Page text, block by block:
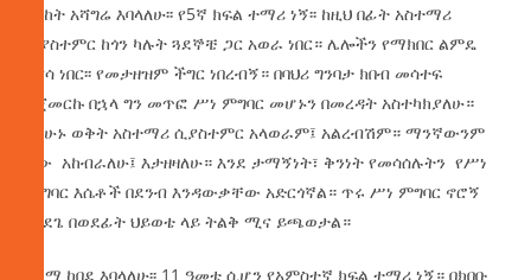
በረከት አሻግሬ እባላለሁ፡፡ የ5ኛ ክፍል ተማሪ ነኝ፡፡ ከዚህ በፊት አስተማሪ
ሲያስተምር ከጎን ካሉት ጓደኞቼ ጋር አወራ ነበር። ሌሎችን የማክበር ልምዴ
አናሳ ነበር፡፡ የመታዘዝም ችግር ነበረብኝ። በባህሪ ግንባታ ክበብ መሳተፍ
ከጀመርኩ በኋላ ግን መጥፎ ሥነ ምግባር መሆኑን በመረዳት አስተካክያለሁ።
በአሁኑ ወቅት አስተማሪ ሲያስተምር አላወራም፤ አልረብሽም። ማንኛውንም
ሰው አከብራለሁ፤ እታዘዛለሁ። እንደ ታማኝነት፣ ቅንነት የመሳሰሉትን የሥነ
ምግባር እሴቶች በደንብ እንዳውቃቸው አድርጎኛል። ጥሩ ሥነ ምግባር ኖሮኝ
ማደጌ በወደፊት ህይወቴ ላይ ትልቅ ሚና ይጫወታል።
ሂክማ ከበደ እባላለሁ፡፡ 11 ዓመቴ ሲሆን የአምስተኛ ክፍል ተማሪ ነኝ። በክበቡ